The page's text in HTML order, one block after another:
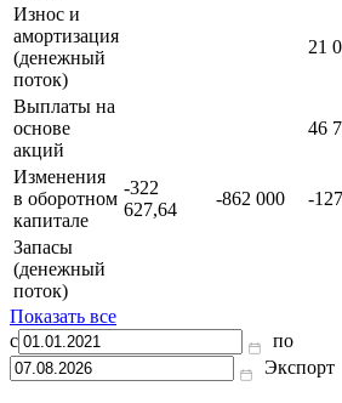
Износ и
амортизация
(денежный
поток)
21
Выплаты на
основе
акций
46
Изменения
в оборотном
капитале
-322
627,64
-862 000 -
Запасы
(денежный
поток)
Показать все
с
по
Экспорт